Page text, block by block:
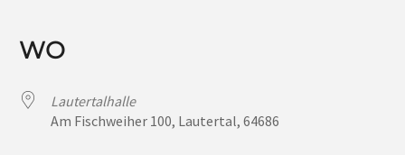
WO
Lautertalhalle
Am Fischweiher 100, Lautertal, 64686